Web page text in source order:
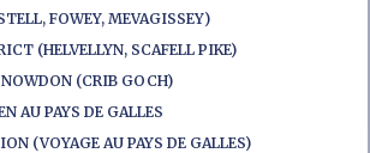
FOWEY, MEVAGISSEY)
(HELVELLYN, SCAFELL PIKE)
(CRIB GOCH)
AU PAYS DE GALLES
(VOYAGE AU PAYS DE GALLES)